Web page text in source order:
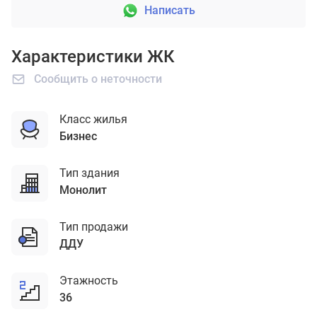
Написать
Характеристики ЖК
Сообщить о неточности
Класс жилья
бизнес
Тип здания
монолит
Тип продажи
ДДУ
Этажность
36